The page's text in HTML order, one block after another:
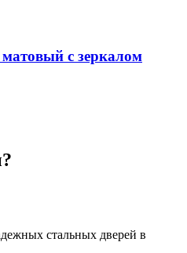
с зеркалом
стальных дверей в